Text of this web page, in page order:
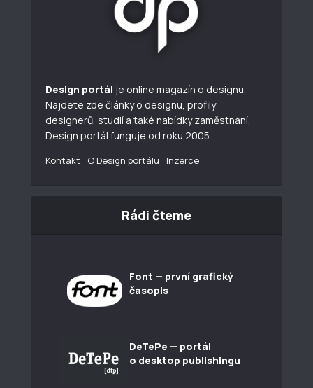
Design portál je online magazín o designu.
Najdete zde články o designu, profily
designerů, studií a také nabídky zaměstnání.
Design portál funguje od roku 2005.
Kontakt O Design portálu Inzerce
Rádi čteme
Font — první grafický
časopis
DeTePe — portál
o desktop publishingu